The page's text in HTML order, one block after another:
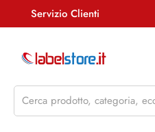
Servizio Clienti
Whatsapp: 3290548762